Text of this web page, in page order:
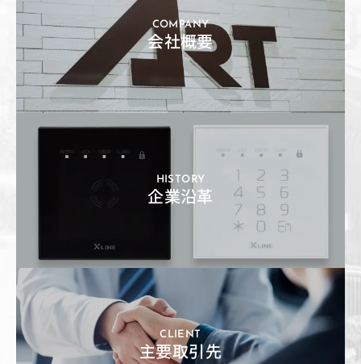
COMPANY
会社概要
HISTORY
企業沿革
CLIENT
主要取引先